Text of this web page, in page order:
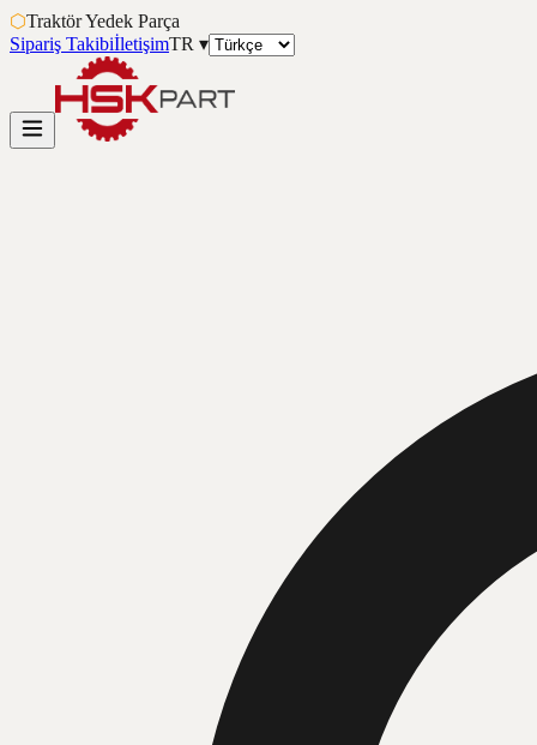
⬡Traktör Yedek Parça
Sipariş TakibiİletişimTR ▾